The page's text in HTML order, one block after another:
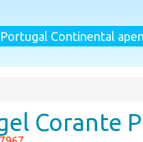
Continental
Corante